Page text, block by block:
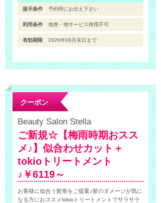
提示条件 予約時にお伝え下さい
利用条件 他券・他サービス併用不可
有効期限 2026年08月末日まで
クーポン
Beauty Salon Stella
ご新規☆【梅雨時期おスス
メ♪】似合わせカット＋
tokioトリートメント
♪￥6119～
お客様に似合う髪形をご提案♪髪のダメージが気に
なる方におススメtokioトリートメントでサラサラ